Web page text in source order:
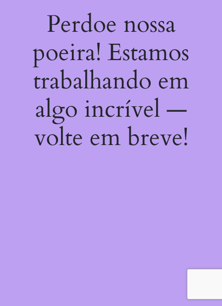
Perdoe nossa
poeira! Estamos
trabalhando em
algo incrível —
volte em breve!